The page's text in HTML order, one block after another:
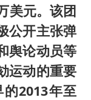
美元。该团
公开主张弹
舆论动员等
运动的重要
2013年至